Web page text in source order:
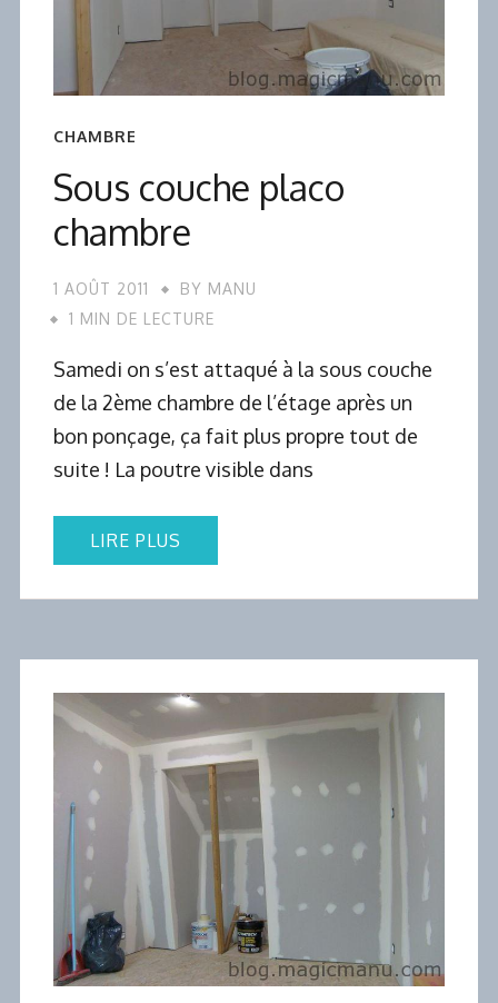
CHAMBRE
Sous couche placo
chambre
1 AOÛT 2011 BY MANU
1 MIN DE LECTURE
Samedi on s’est attaqué à la sous couche
de la 2ème chambre de l’étage après un
bon ponçage, ça fait plus propre tout de
suite ! La poutre visible dans
LIRE PLUS